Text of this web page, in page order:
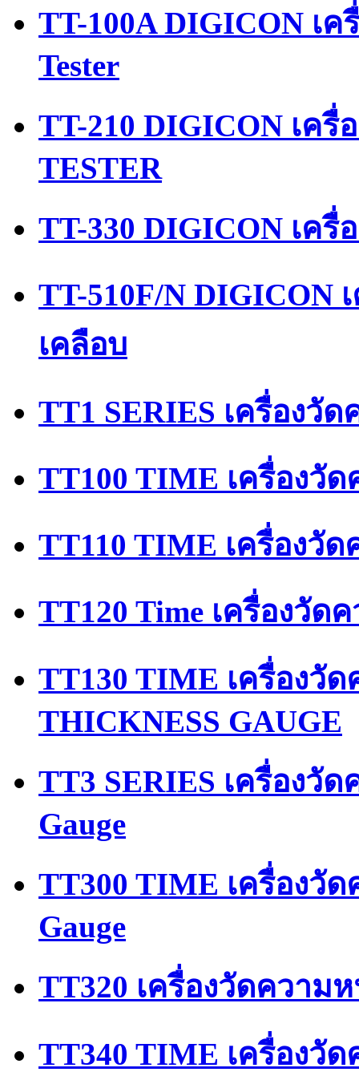
TT-100A DIGICON เ
Tester
TT-210 DIGICON เค
TESTER
TT-330 DIGICON เครื่
TT-510F/N DIGICON
เคลือบ
TT1 SERIES เครื่องวั
TT100 TIME เครื่องวั
TT110 TIME เครื่องวั
TT120 Time เครื่องวัด
TT130 TIME เครื่องวั
THICKNESS GAUGE
TT3 SERIES เครื่องวั
Gauge
TT300 TIME เครื่องวั
Gauge
TT320 เครื่องวัดความ
TT340 TIME เครื่องวั